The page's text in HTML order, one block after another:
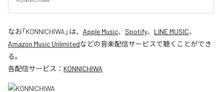
なお「KONNICHIWA 」は、 Apple Music、 Spotify、 LINE MUSIC、
Amazon Music Unlimitedなどの音楽配信サービスで聴くことができ
る。
各配信サービス： KONNICHIWA